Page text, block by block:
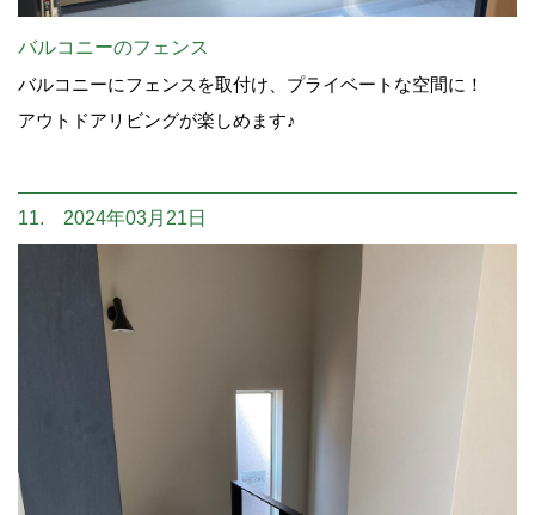
バルコニーのフェンス
バルコニーにフェンスを取付け、プライベートな空間に！
アウトドアリビングが楽しめます♪
11. 2024年03月21日